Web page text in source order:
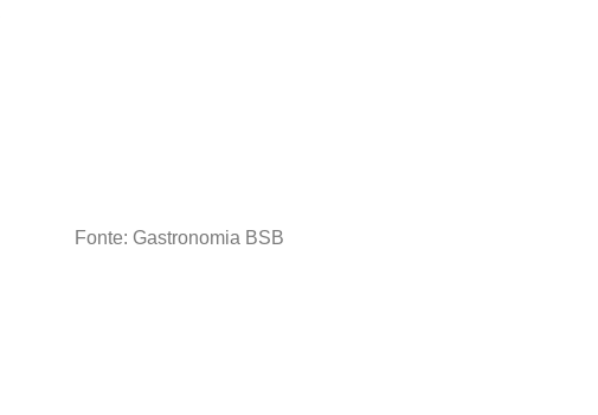
Fonte: Gastronomia BSB